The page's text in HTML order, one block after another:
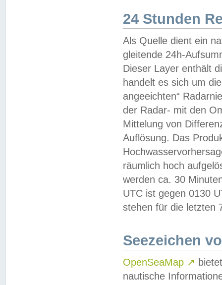
24 Stunden
Als Quelle dient ein
gleitende 24h-
Dieser Layer enthält
handelt es sich um
angeeichten“
der Radar- mit den
Mittelung von
Auflösung. Das
räumlich hoch
werden ca. 30
UTC ist gegen 0130
stehen für die letzten
Seezeichen
OpenSeaMap ↗
nautische